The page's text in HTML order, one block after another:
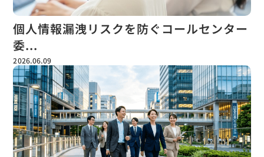
個人情報漏洩リスクを防ぐコールセンター
委...
2026.06.09